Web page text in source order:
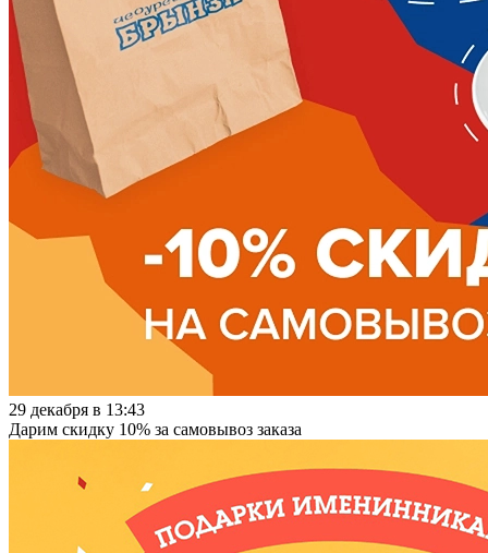
29 декабря в 13:43
Дарим скидку 10% за самовывоз заказа